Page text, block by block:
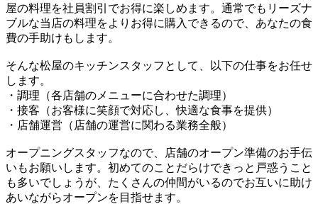
屋の料理を社員割引でお得に楽しめます。通常でもリーズナ
ブルな当店の料理をよりお得に購入できるので、あなたの食
費の手助けもします。
そんな松屋のキッチンスタッフとして、以下の仕事をお任せ
します。
・調理（各店舗のメニューに合わせた調理）
・接客（お客様に笑顔で対応し、快適な食事を提供）
・店舗運営（店舗の運営に関わる業務全般）
オープニングスタッフなので、店舗のオープン準備のお手伝
いもお願いします。初めてのことだらけできっと戸惑うこと
も多いでしょうが、たくさんの仲間がいるのでお互いに助け
あいながらオープンを目指せます。